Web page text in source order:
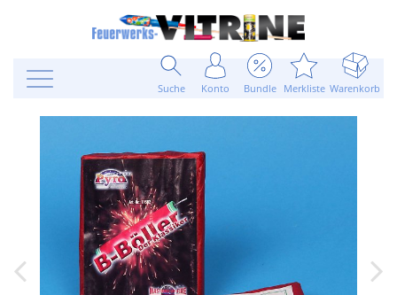
Suche Konto Bundle Merkliste Warenkorb